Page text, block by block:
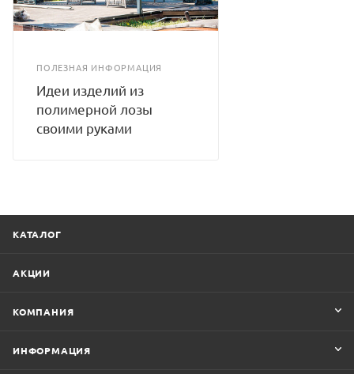
ПОЛЕЗНАЯ ИНФОРМАЦИЯ
Идеи изделий из
полимерной лозы
своими руками
КАТАЛОГ
АКЦИИ
КОМПАНИЯ
ИНФОРМАЦИЯ